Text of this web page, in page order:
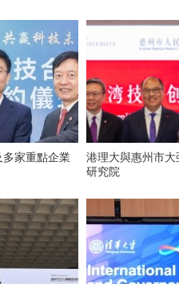
家重點企業
港理大與惠州市
研究院